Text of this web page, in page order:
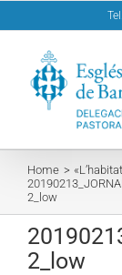
to
Home
2_low
2_low